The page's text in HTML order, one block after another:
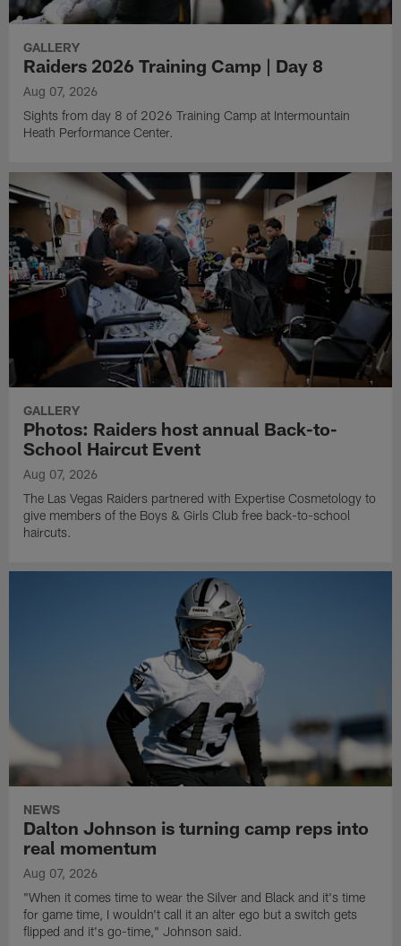
GALLERY
Raiders 2026 Training Camp | Day 8
Aug 07, 2026
Sights from day 8 of 2026 Training Camp at Intermountain
Heath Performance Center.
GALLERY
Photos: Raiders host annual Back-to-
School Haircut Event
Aug 07, 2026
The Las Vegas Raiders partnered with Expertise Cosmetology to
give members of the Boys & Girls Club free back-to-school
haircuts.
NEWS
Dalton Johnson is turning camp reps into
real momentum
Aug 07, 2026
"When it comes time to wear the Silver and Black and it's time
for game time, I wouldn't call it an alter ego but a switch gets
flipped and it's go-time," Johnson said.